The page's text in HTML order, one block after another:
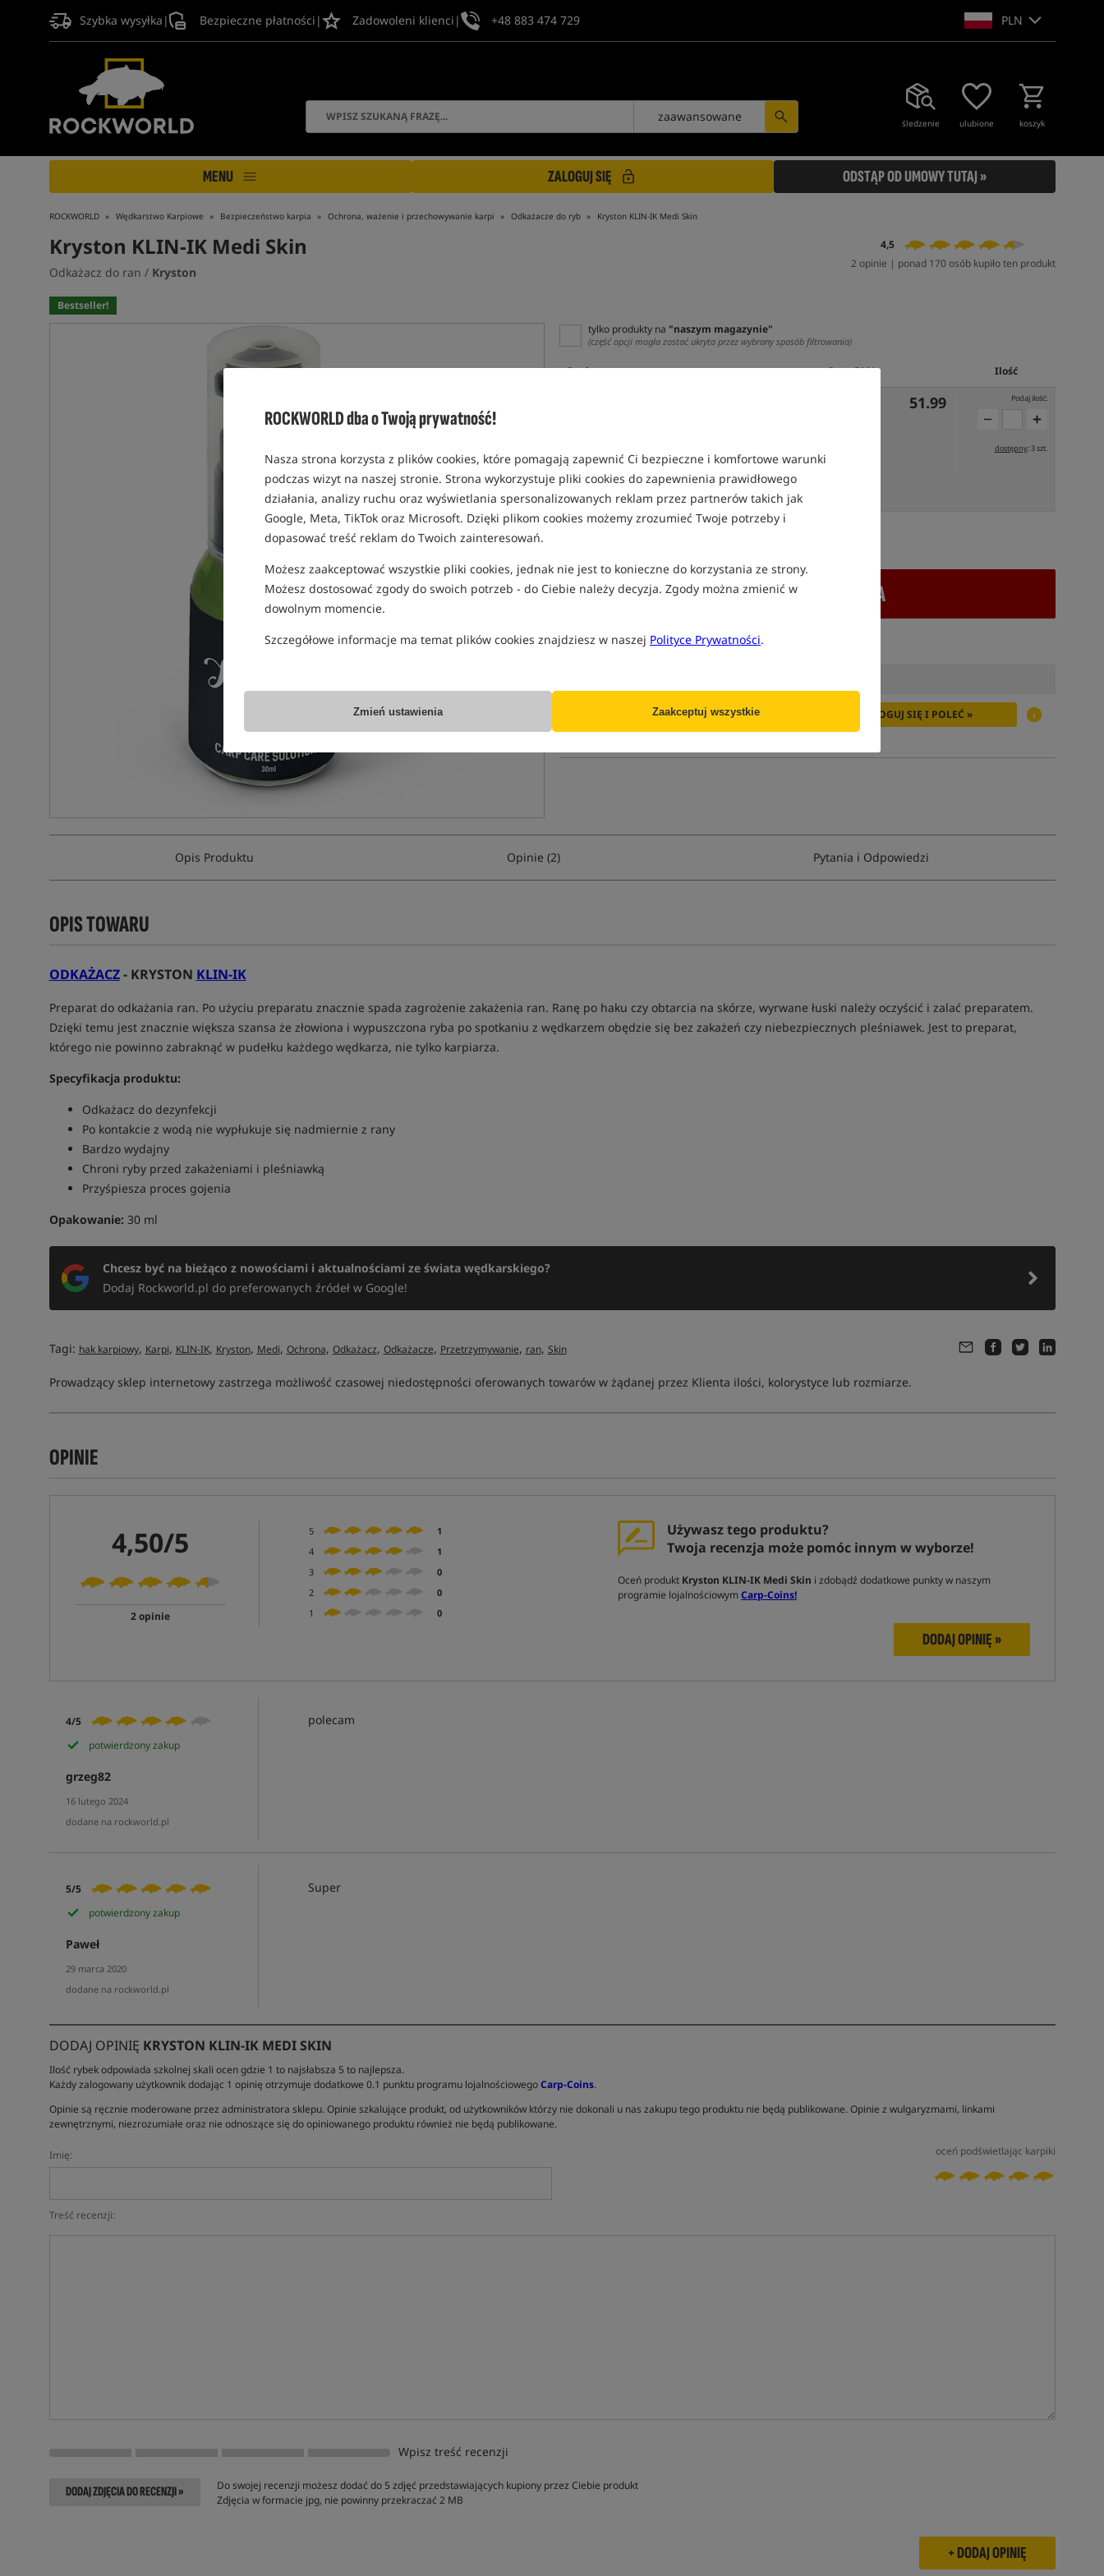
ROCKWORLD dba o Twoją prywatność!
Nasza strona korzysta z plików cookies, które pomagają zapewnić Ci bezpieczne i komfortowe warunki
podczas wizyt na naszej stronie. Strona wykorzystuje pliki cookies do zapewnienia prawidłowego
działania, analizy ruchu oraz wyświetlania spersonalizowanych reklam przez partnerów takich jak
Google, Meta, TikTok oraz Microsoft. Dzięki plikom cookies możemy zrozumieć Twoje potrzeby i
dopasować treść reklam do Twoich zainteresowań.
Możesz zaakceptować wszystkie pliki cookies, jednak nie jest to konieczne do korzystania ze strony.
Możesz dostosować zgody do swoich potrzeb - do Ciebie należy decyzja. Zgody można zmienić w
dowolnym momencie.
Szczegółowe informacje ma temat plików cookies znajdziesz w naszej Polityce Prywatności.
Zmień ustawienia Zaakceptuj wszystkie
Szybka wysyłka | Bezpieczne płatności | Zadowoleni klienci | +48 883 474 729 PLN
śledzenie ulubione koszyk
zaawansowane
MENU ZALOGUJ SIĘ ODSTĄP OD UMOWY TUTAJ »
ROCKWORLD Wędkarstwo Karpiowe Bezpieczeństwo karpia Ochrona, ważenie i przechowywanie karpi Odkażacze do ryb Kryston KLIN-IK Medi Skin
Kryston KLIN-IK Medi Skin
Odkażacz do ran / Kryston
4,5
2 opinie | ponad 170 osób kupiło ten produkt
Bestseller!
tylko produkty na "naszym magazynie"
(część opcji mogła zostać ukryta przez wybrany sposób filtrowania)
Opcja Cena PLN Ilość
0,61
51.99 Podaj ilość:
dostępny: 3 szt.
SPODZIEWANA WYSYŁKAJUTRO
+ DODAJ DO KOSZYKA
Producent: Kryston
Poleć ten produkt znajomym: ZALOGUJ SIĘ I POLEĆ »
Opis Produktu Opinie (2) Pytania i Odpowiedzi
OPIS TOWARU
ODKAŻACZ- KRYSTON KLIN-IK
Preparat do odkażania ran. Po użyciu preparatu znacznie spada zagrożenie zakażenia ran. Ranę po haku czy obtarcia na skórze, wyrwane łuski należy oczyścić i zalać preparatem.
Dzięki temu jest znacznie większa szansa że złowiona i wypuszczona ryba po spotkaniu z wędkarzem obędzie się bez zakażeń czy niebezpiecznych pleśniawek. Jest to preparat,
którego nie powinno zabraknąć w pudełku każdego wędkarza, nie tylko karpiarza.
Specyfikacja produktu:
Odkażacz do dezynfekcji
Po kontakcie z wodą nie wypłukuje się nadmiernie z rany
Bardzo wydajny
Chroni ryby przed zakażeniami i pleśniawką
Przyśpiesza proces gojenia
Opakowanie: 30 ml
Chcesz być na bieżąco z nowościami i aktualnościami ze świata wędkarskiego?
Dodaj Rockworld.pl do preferowanych źródeł w Google!
Tagi: hak karpiowy, Karpi, KLIN-IK, Kryston, Medi, Ochrona, Odkażacz, Odkażacze, Przetrzymywanie, ran, Skin
Prowadzący sklep internetowy zastrzega możliwość czasowej niedostępności oferowanych towarów w żądanej przez Klienta ilości, kolorystyce lub rozmiarze.
OPINIE
4,50/5
2 opinie
5
1
4
1
3
0
2
0
1
0
Używasz tego produktu?
Twoja recenzja może pomóc innym w wyborze!
Oceń produkt Kryston KLIN-IK Medi Skin i zdobądź dodatkowe punkty w naszym
programie lojalnościowymCarp-Coins!
DODAJ OPINIĘ »
4/5
potwierdzony zakup
grzeg82
16 lutego 2024
dodane na rockworld.pl
polecam
5/5
potwierdzony zakup
Paweł
29 marca 2020
dodane na rockworld.pl
Super
DODAJ OPINIĘ KRYSTON KLIN-IK MEDI SKIN
Ilość rybek odpowiada szkolnej skali ocen gdzie 1 to najsłabsza 5 to najlepsza.
Każdy zalogowany użytkownik dodając 1 opinię otrzymuje dodatkowe 0.1 punktu programu lojalnościowegoCarp-Coins.
Opinie są ręcznie moderowane przez administratora sklepu. Opinie szkalujące produkt, od użytkowników którzy nie dokonali u nas zakupu tego produktu nie będą publikowane. Opinie z wulgaryzmami, linkami
zewnętrznymi, niezrozumiałe oraz nie odnoszące się do opiniowanego produktu również nie będą publikowane.
oceń podświetlając karpiki
Imię:
Treść recenzji:
Wpisz treść recenzji
DODAJ ZDJĘCIA DO RECENZJI »
Do swojej recenzji możesz dodać do 5 zdjęć przedstawiających kupiony przez Ciebie produkt
Zdjęcia w formacie jpg, nie powinny przekraczać 2 MB